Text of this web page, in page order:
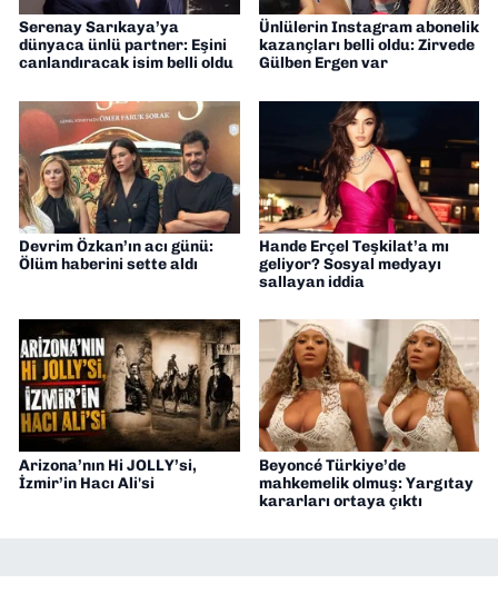
Serenay Sarıkaya’ya
dünyaca ünlü partner: Eşini
canlandıracak isim belli oldu
Ünlülerin Instagram abonelik
kazançları belli oldu: Zirvede
Gülben Ergen var
Devrim Özkan’ın acı günü:
Ölüm haberini sette aldı
Hande Erçel Teşkilat’a mı
geliyor? Sosyal medyayı
sallayan iddia
Arizona’nın Hi JOLLY’si,
İzmir’in Hacı Ali'si
Beyoncé Türkiye’de
mahkemelik olmuş: Yargıtay
kararları ortaya çıktı